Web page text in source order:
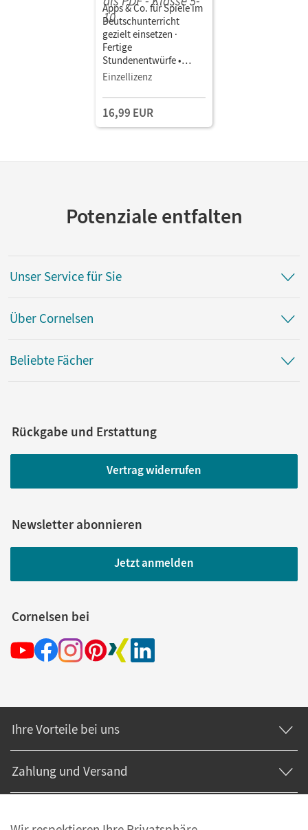
Apps & Co. für Spiele im
Deutschunterricht
gezielt einsetzen ·
Fertige
Stundenentwürfe •
Digital unterrichten
Kopiervorlagen als PDF
Einzellizenz
16,99 EUR
Potenziale entfalten
Unser Service für Sie
Über Cornelsen
Beliebte Fächer
Rückgabe und Erstattung
Vertrag widerrufen
Newsletter abonnieren
Jetzt anmelden
Cornelsen bei
Ihre Vorteile bei uns
Zahlung und Versand